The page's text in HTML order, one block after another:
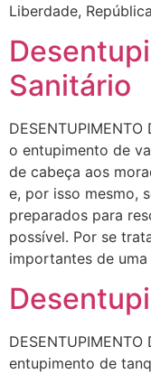
Liberdade,
Sanitário
DESENTUPIMENTO
o entupimento de
de cabeça aos
e, por isso mesmo,
preparados para
possível. Por se
importantes de
entupimento de